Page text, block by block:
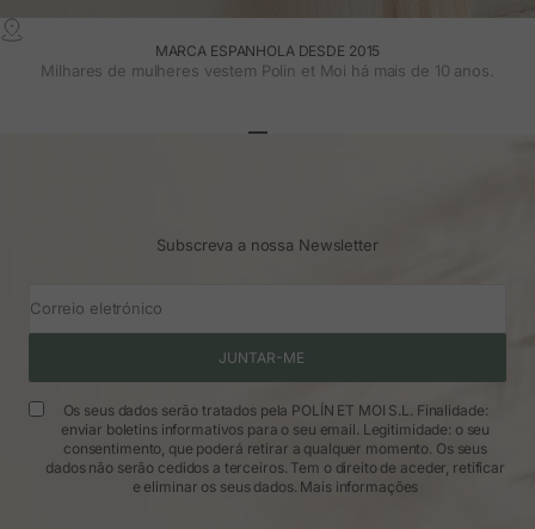
MARCA ESPANHOLA DESDE 2015
Milhares de mulheres vestem Polin et Moi há mais de 10 anos.
Subscreva a nossa Newsletter
Correio eletrónico
JUNTAR-ME
Os seus dados serão tratados pela POLÍN ET MOI S.L. Finalidade:
enviar boletins informativos para o seu email. Legitimidade: o seu
consentimento, que poderá retirar a qualquer momento. Os seus
dados não serão cedidos a terceiros. Tem o direito de aceder, retificar
e eliminar os seus dados. Mais informações